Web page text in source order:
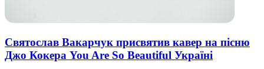
Святослав Вакарчук присвятив кавер на пісню
Джо Кокера You Are So Beautiful Україні